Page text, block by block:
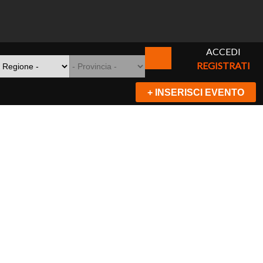
ACCEDI
REGISTRATI
+ INSERISCI EVENTO